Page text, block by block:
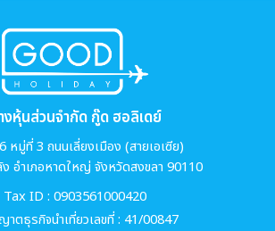
งหุ้นส่วนจำกัด กู๊ด ฮอลิเดย์
หมู่ที่ 3 ถนนเลี่ยงเมือง (สายเอเซีย)
อำเภอหาดใหญ่ จังหวัดสงขลา 90110
Tax ID : 0903561000420
าตธุรกิจนำเที่ยวเลขที่ : 41/00847